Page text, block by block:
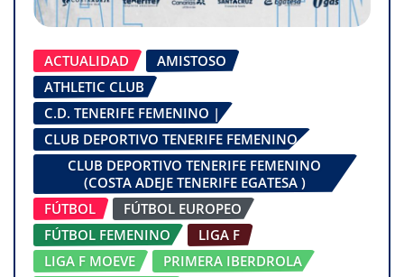
ACTUALIDAD
AMISTOSO
ATHLETIC CLUB
C.D. TENERIFE FEMENINO |
CLUB DEPORTIVO TENERIFE FEMENINO
CLUB DEPORTIVO TENERIFE FEMENINO
(COSTA ADEJE TENERIFE EGATESA )
FÚTBOL
FÚTBOL EUROPEO
FÚTBOL FEMENINO
LIGA F
LIGA F MOEVE
PRIMERA IBERDROLA